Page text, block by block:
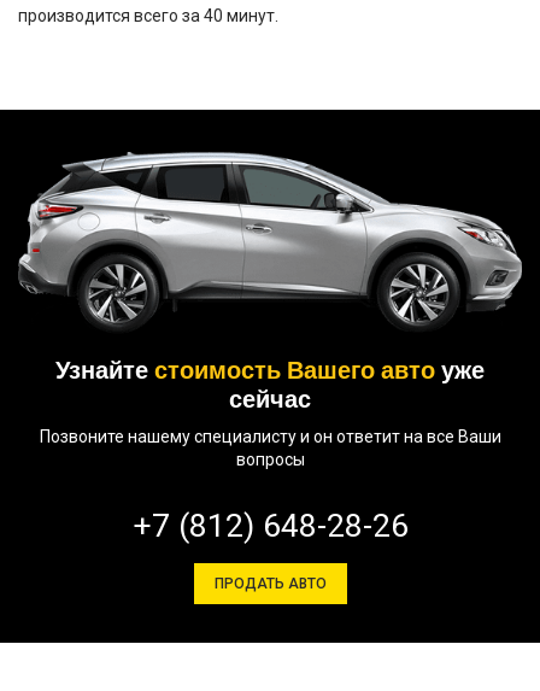
производится всего за 40 минут.
Узнайтестоимость Вашего автоуже
сейчас
Позвоните нашему специалисту и он ответит на все Ваши
вопросы
+7 (812) 648-28-26
ПРОДАТЬ АВТО